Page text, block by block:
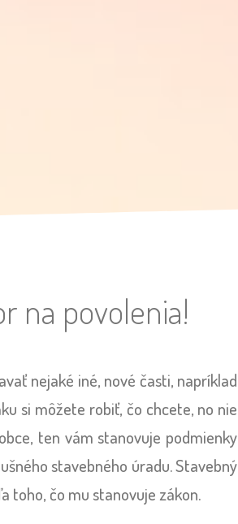
na povolenia!
nejaké iné, nové časti, napríklad
si môžete robiť, čo chcete, no nie
ten vám stanovuje podmienky
stavebného úradu. Stavebný
toho, čo mu stanovuje zákon.